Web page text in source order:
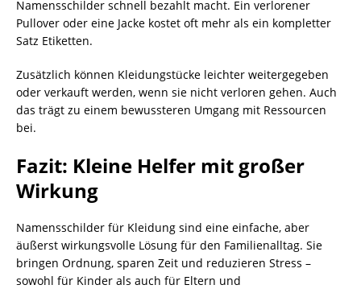
Namensschilder schnell bezahlt macht. Ein verlorener
Pullover oder eine Jacke kostet oft mehr als ein kompletter
Satz Etiketten.
Zusätzlich können Kleidungstücke leichter weitergegeben
oder verkauft werden, wenn sie nicht verloren gehen. Auch
das trägt zu einem bewussteren Umgang mit Ressourcen
bei.
Fazit: Kleine Helfer mit großer
Wirkung
Namensschilder für Kleidung sind eine einfache, aber
äußerst wirkungsvolle Lösung für den Familienalltag. Sie
bringen Ordnung, sparen Zeit und reduzieren Stress –
sowohl für Kinder als auch für Eltern und